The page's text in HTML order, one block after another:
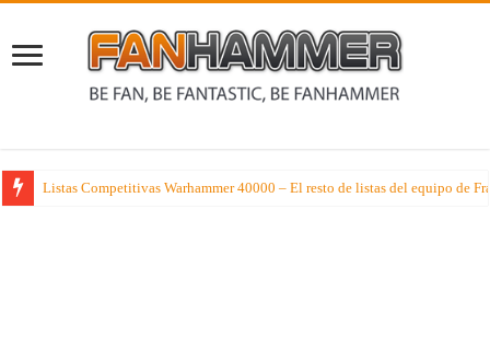
Listas Competitivas Warhammer 40000 – El resto de listas del equipo de